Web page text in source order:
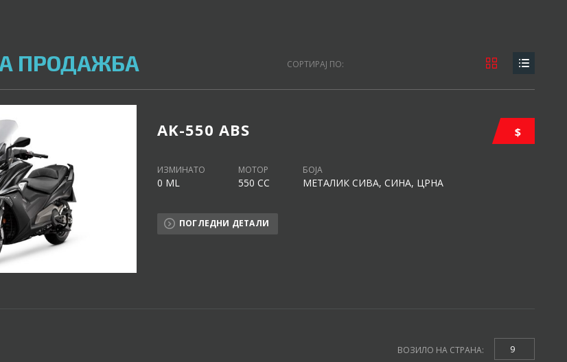
ПРОДАЖБА СОРТИРАЈ ПО:
$
AK-550 ABS
ИЗМИНАТО
0 ML
МОТОР
550 CC
БОЈА
МЕТАЛИК СИВА, СИНА, ЦРНА
ПОГЛЕДНИ ДЕТАЛИ
ВОЗИЛО НА СТРАНА: 9